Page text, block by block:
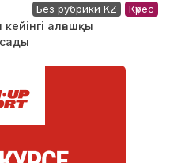
Без рубрики KZ Күрес
алғашқы